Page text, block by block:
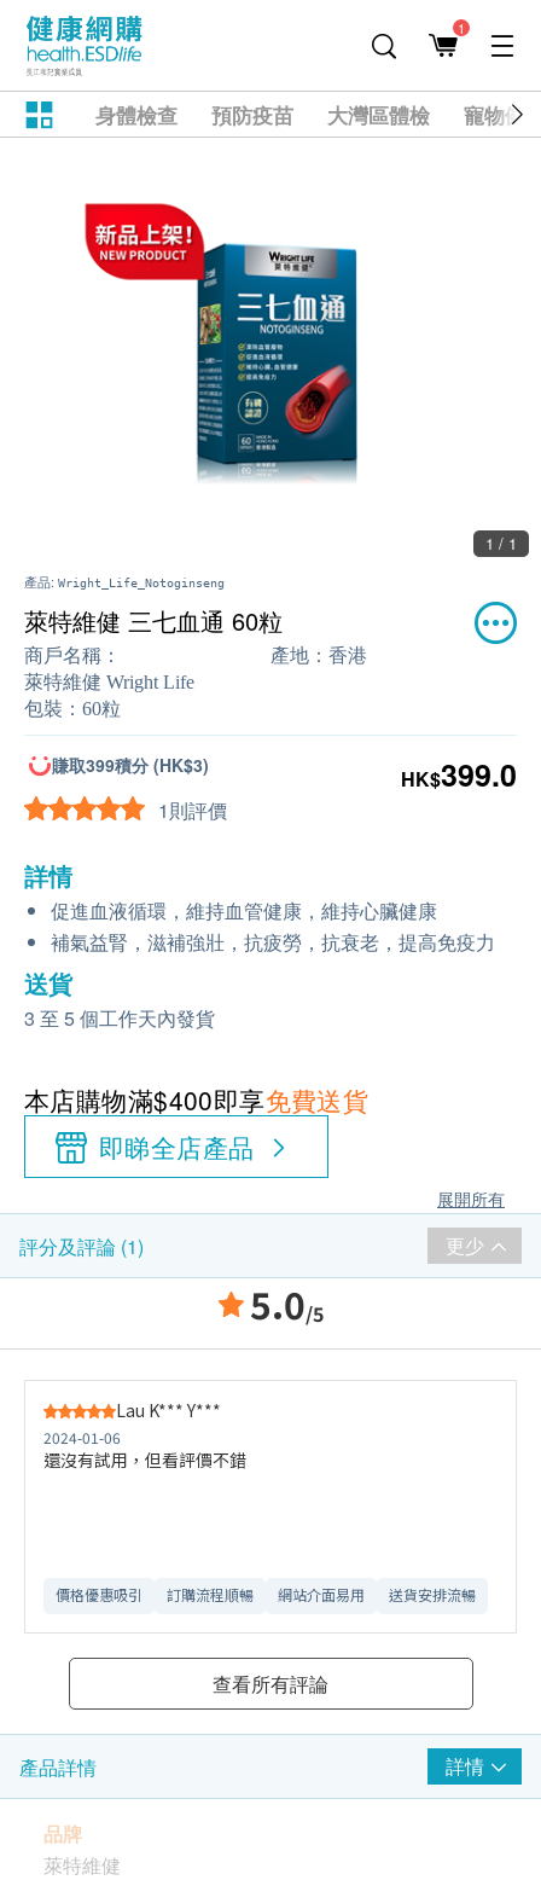
1
身體檢查 預防疫苗 大灣區體檢 寵物健
1 / 1
產品: Wright_Life_Notoginseng
萊特維健 三七血通 60粒
商戶名稱：
萊特維健 Wright Life
產地： 香港
包裝： 60粒
賺取399積分 (HK$3)
1則評價
HK$399.0
詳情
促進血液循環，維持血管健康，維持心臟健康
補氣益腎，滋補強壯，抗疲勞，抗衰老，提高免疫力
送貨
3 至 5 個工作天內發貨
本店購物滿$400即享免費送貨
即睇全店產品
展開所有
評分及評論 (1) 更少
5.0/5
Lau K*** Y***
2024-01-06
還沒有試用，但看評價不錯
價格優惠吸引 訂購流程順暢 網站介面易用 送貨安排流暢
查看所有評論
產品詳情 詳情
品牌
萊特維健